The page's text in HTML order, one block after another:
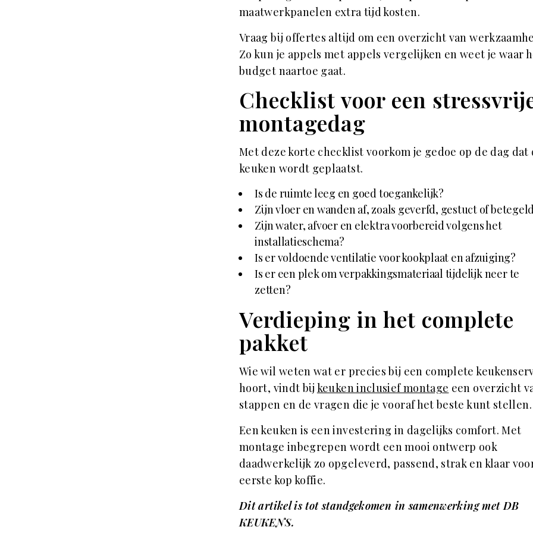
maatwerkpanelen extra tijd kosten.
Vraag bij offertes altijd om een overzicht van
Zo kun je appels met appels vergelijken en weet je waar
budget naartoe gaat.
Checklist voor een
montagedag
Met deze korte checklist voorkom je gedoe op de dag dat
keuken wordt geplaatst.
Is de ruimte leeg en goed toegankelijk?
Zijn vloer en wanden af, zoals geverfd, gestuct of
Zijn water, afvoer en elektra voorbereid volgens het
installatieschema?
Is er voldoende ventilatie voor kookplaat en afzuiging?
Is er een plek om verpakkingsmateriaal tijdelijk neer te
zetten?
Verdieping in het complete
pakket
Wie wil weten wat er precies bij een complete
hoort, vindt bij keuken inclusief montage een overzicht
stappen en de vragen die je vooraf het beste kunt stellen.
Een keuken is een investering in dagelijks comfort. Met
montage inbegrepen wordt een mooi ontwerp ook
daadwerkelijk zo opgeleverd, passend, strak en klaar
eerste kop koffie.
Dit artikel is tot standgekomen in samenwerking met DB
KEUKENS.